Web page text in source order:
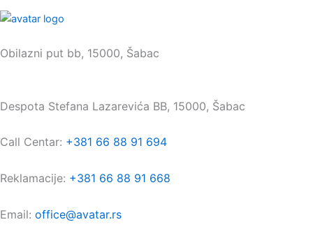
Obilazni put bb, 15000, Šabac
Despota Stefana Lazarevića BB, 15000, Šabac
Call Centar: +381 66 88 91 694
Reklamacije: +381 66 88 91 668
Email: office@avatar.rs